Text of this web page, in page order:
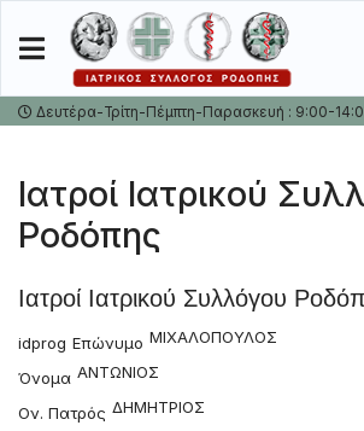
Δευτέρα-Τρίτη-Πέμπτη-Παρασκευή : 9:00-
Ιατροί Ιατρικού
Ροδόπης
Ιατροί Ιατρικού Συλλόγου
idprog Επώνυμο ΜΙΧΑΛΟΠΟΥΛΟΣ
Όνομα ΑΝΤΩΝΙΟΣ
Ον. Πατρός ΔΗΜΗΤΡΙΟΣ